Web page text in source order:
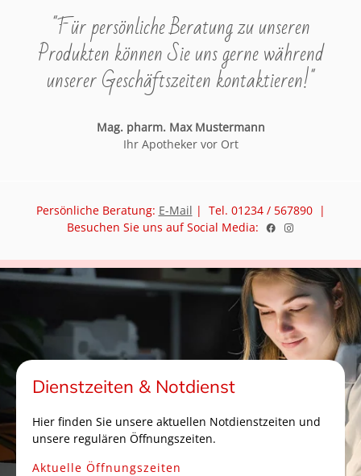
"Für persönliche Beratung zu unseren
Produkten können Sie uns gerne während
unserer Geschäftszeiten kontaktieren!"
Mag. pharm. Max Mustermann
Ihr Apotheker vor Ort
Persönliche Beratung: E-Mail | Tel. 01234 / 567890 |
Besuchen Sie uns auf Social Media:
Dienstzeiten & Notdienst
Hier finden Sie unsere aktuellen Notdienstzeiten und
unsere regulären Öffnungszeiten.
Aktuelle Öffnungszeiten